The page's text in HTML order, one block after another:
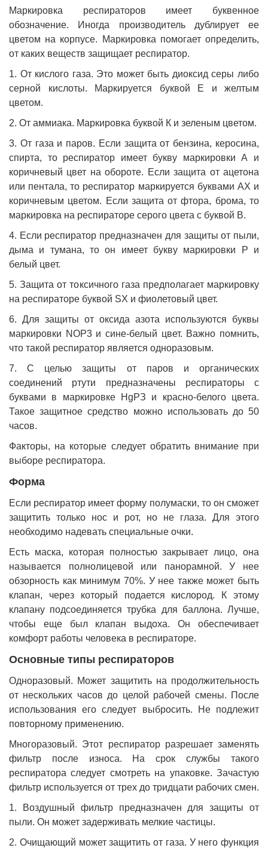
Маркировка респираторов имеет буквенное
обозначение. Иногда производитель дублирует ее
цветом на корпусе. Маркировка помогает определить,
от каких веществ защищает респиратор.
1. От кислого газа. Это может быть диоксид серы либо
серной кислоты. Маркируется буквой Е и желтым
цветом.
2. От аммиака. Маркировка буквой К и зеленым цветом.
3. От газа и паров. Если защита от бензина, керосина,
спирта, то респиратор имеет букву маркировки А и
коричневый цвет на обороте. Если защита от ацетона
или пентала, то респиратор маркируется буквами АХ и
коричневым цветом. Если защита от фтора, брома, то
маркировка на респираторе серого цвета с буквой В.
4. Если респиратор предназначен для защиты от пыли,
дыма и тумана, то он имеет букву маркировки Р и
белый цвет.
5. Защита от токсичного газа предполагает маркировку
на респираторе буквой SX и фиолетовый цвет.
6. Для защиты от оксида азота используются буквы
маркировки NOP3 и сине-белый цвет. Важно помнить,
что такой респиратор является одноразовым.
7. С целью защиты от паров и органических
соединений ртути предназначены респираторы с
буквами в маркировке HgРЗ и красно-белого цвета.
Такое защитное средство можно использовать до 50
часов.
Факторы, на которые следует обратить внимание при
выборе респиратора.
Форма
Если респиратор имеет форму полумаски, то он сможет
защитить только нос и рот, но не глаза. Для этого
необходимо надевать специальные очки.
Есть маска, которая полностью закрывает лицо, она
называется полнолицевой или панорамной. У нее
обзорность как минимум 70%. У нее также может быть
клапан, через который подается кислород. К этому
клапану подсоединяется трубка для баллона. Лучше,
чтобы еще был клапан выдоха. Он обеспечивает
комфорт работы человека в респираторе.
Основные типы респираторов
Одноразовый. Может защитить на продолжительность
от нескольких часов до целой рабочей смены. После
использования его следует выбросить. Не подлежит
повторному применению.
Многоразовый. Этот респиратор разрешает заменять
фильтр после износа. На срок службы такого
респиратора следует смотреть на упаковке. Зачастую
фильтр используется от трех до тридцати рабочих смен.
1. Воздушный фильтр предназначен для защиты от
пыли. Он может задерживать мелкие частицы.
2. Очищающий может защитить от газа. У него функция